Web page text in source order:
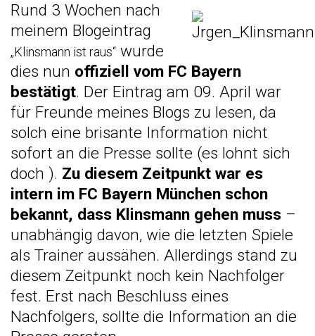
Rund 3 Wochen nach
meinem Blogeintrag
„Klinsmann ist raus“ wurde
dies nun offiziell vom FC Bayern
bestätigt. Der Eintrag am 09. April war
für Freunde meines Blogs zu lesen, da
solch eine brisante Information nicht
sofort an die Presse sollte (es lohnt sich
doch ). Zu diesem Zeitpunkt war es
intern im FC Bayern München schon
bekannt, dass Klinsmann gehen muss –
unabhängig davon, wie die letzten Spiele
als Trainer aussähen. Allerdings stand zu
diesem Zeitpunkt noch kein Nachfolger
fest. Erst nach Beschluss eines
Nachfolgers, sollte die Information an die